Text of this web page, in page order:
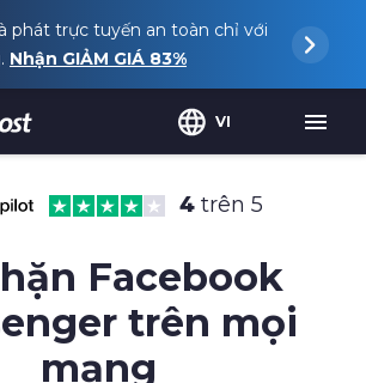
phát trực tuyến an toàn chỉ với
Nhận GIẢM GIÁ 83%
VI
4 trên 5
Facebook
trên mọi
mạng